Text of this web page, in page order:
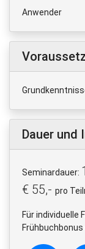
Anwender
Dauer und
Seminardauer:
€ 55,- pro
Für individuelle